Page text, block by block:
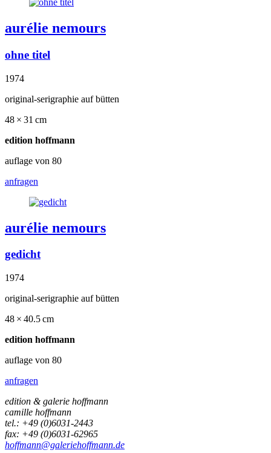
aurélie nemours
ohne titel
1974
original-serigraphie auf bütten
48 × 31 cm
edition hoffmann
auflage von 80
anfragen
aurélie nemours
gedicht
1974
original-serigraphie auf bütten
48 × 40.5 cm
edition hoffmann
auflage von 80
anfragen
edition & galerie hoffmann
camille hoffmann
tel.: +49 (0)6031-2443
fax: +49 (0)6031-62965
hoffmann@galeriehoffmann.de